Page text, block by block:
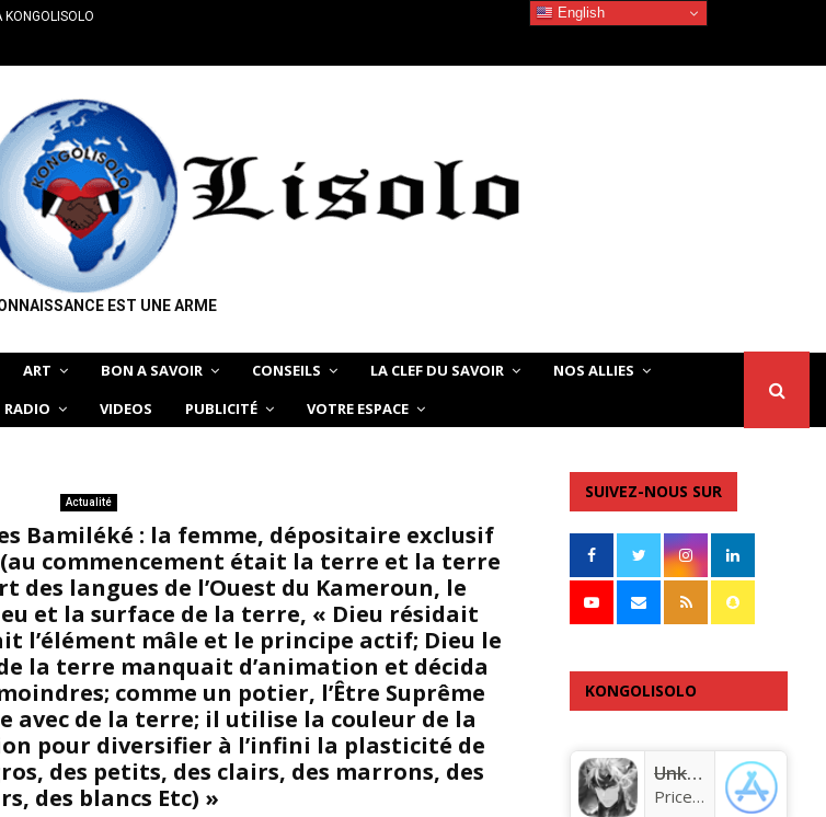
KONGOLISOLO
EST UNE ARME
ART BON A SAVOIR CONSEILS LA CLEF DU SAVOIR
NOS ALLIES
RADIO VIDEOS PUBLICITÉ VOTRE ESPACE
Actualité
Bamiléké : la femme, dépositaire exclusif
commencement était la terre et la terre
des langues de l’Ouest du Kameroun, le
et la surface de la terre, « Dieu résidait
l’élément mâle et le principe actif; Dieu le
la terre manquait d’animation et décida
comme un potier, l’Être Suprême
avec de la terre; il utilise la couleur de la
pour diversifier à l’infini la plasticité de
des petits, des clairs, des marrons, des
des blancs Etc) »
SUIVEZ-NOUS SUR
KONGOLISOLO
Unknown app
Price:Free
English